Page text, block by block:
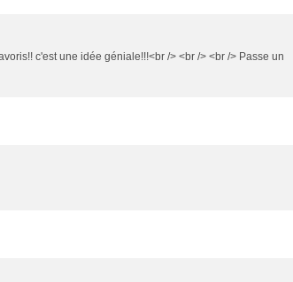
c'est une idée géniale!!!<br /> <br /> <br /> Passe un